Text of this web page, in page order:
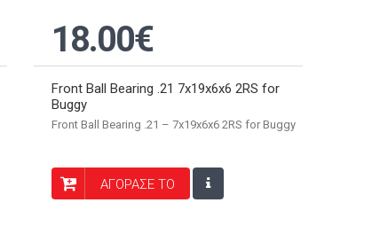
18.00€
Front Ball Bearing .21 7x19x6x6 2RS for
Buggy
Front Ball Bearing .21 – 7x19x6x6 2RS for Buggy
ΑΓΟΡΑΣΕ ΤΟ